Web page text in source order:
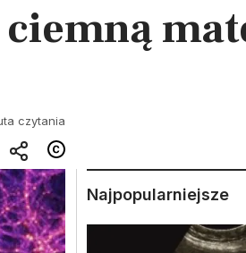
czytania
Najpopularniejsze